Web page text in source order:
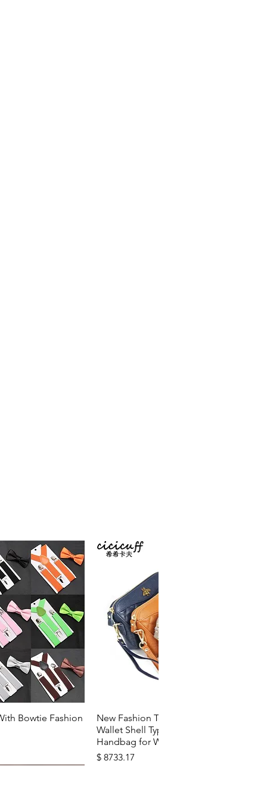
rapideBowtie Fashion
Aperçu rapide
New Fashion Top Layer Cowhide
Wallet Shell Type Soft Zipper
Handbag for Woman
Prix
$ 8733.17